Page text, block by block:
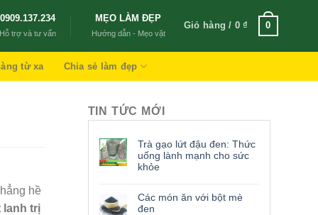
0909.137.234
Hỗ trợ và tư vấn
MẸO LÀM ĐẸP
Hướng dẫn - Mẹo vặt
Giỏ hàng / 0₫ 0
từ xa Chia sẻ làm đẹp
hề
lanh trị
TIN TỨC MỚI
Trà gạo lứt đậu đen: Thức
uống lành mạnh cho sức
khỏe
Các món ăn với bột mè
đen